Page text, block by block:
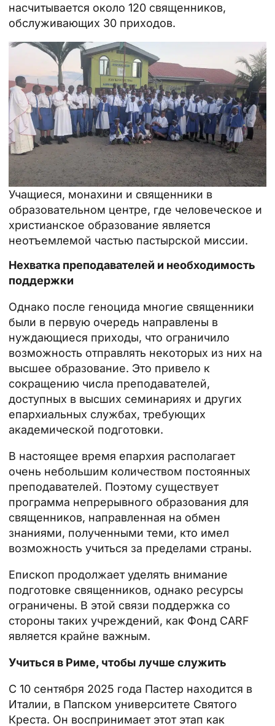
насчитывается около 120 священников,
обслуживающих 30 приходов.
Учащиеся, монахини и священники в
образовательном центре, где человеческое и
христианское образование является
неотъемлемой частью пастырской миссии.
Нехватка преподавателей и необходимость
поддержки
Однако после геноцида многие священники
были в первую очередь направлены в
нуждающиеся приходы, что ограничило
возможность отправлять некоторых из них на
высшее образование. Это привело к
сокращению числа преподавателей,
доступных в высших семинариях и других
епархиальных службах, требующих
академической подготовки.
В настоящее время епархия располагает
очень небольшим количеством постоянных
преподавателей. Поэтому существует
программа непрерывного образования для
священников, направленная на обмен
знаниями, полученными теми, кто имел
возможность учиться за пределами страны.
Епископ продолжает уделять внимание
подготовке священников, однако ресурсы
ограничены. В этой связи поддержка со
стороны таких учреждений, как Фонд CARF
является крайне важным.
Учиться в Риме, чтобы лучше служить
С 10 сентября 2025 года Пастер находится в
Италии, в Папском университете Святого
Креста. Он воспринимает этот этап как